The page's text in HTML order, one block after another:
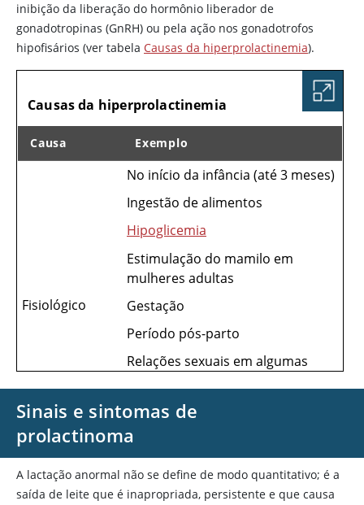
inibição da liberação do hormônio liberador de
gonadotropinas (GnRH) ou pela ação nos gonadotrofos
hipofisários (ver tabela Causas da hiperprolactinemia).
Causas da hiperprolactinemia
Causas da hiperprolactinemia
Causa Exemplo
Fisiológico
No início da infância (até 3 meses)
Ingestão de alimentos
Hipoglicemia
Estimulação do mamilo em
mulheres adultas
Gestação
Período pós-parto
Relações sexuais em algumas
Sono
Estresse
Tumores hipotalâmicos
Sinais e sintomas de
prolactinoma
A lactação anormal não se define de modo quantitativo; é a
saída de leite que é inapropriada, persistente e que causa